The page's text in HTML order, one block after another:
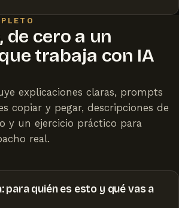
de cero a un
trabaja con IA
explicaciones claras, prompts
copiar y pegar, descripciones de
y un ejercicio práctico para
real.
para quién es esto y qué vas a